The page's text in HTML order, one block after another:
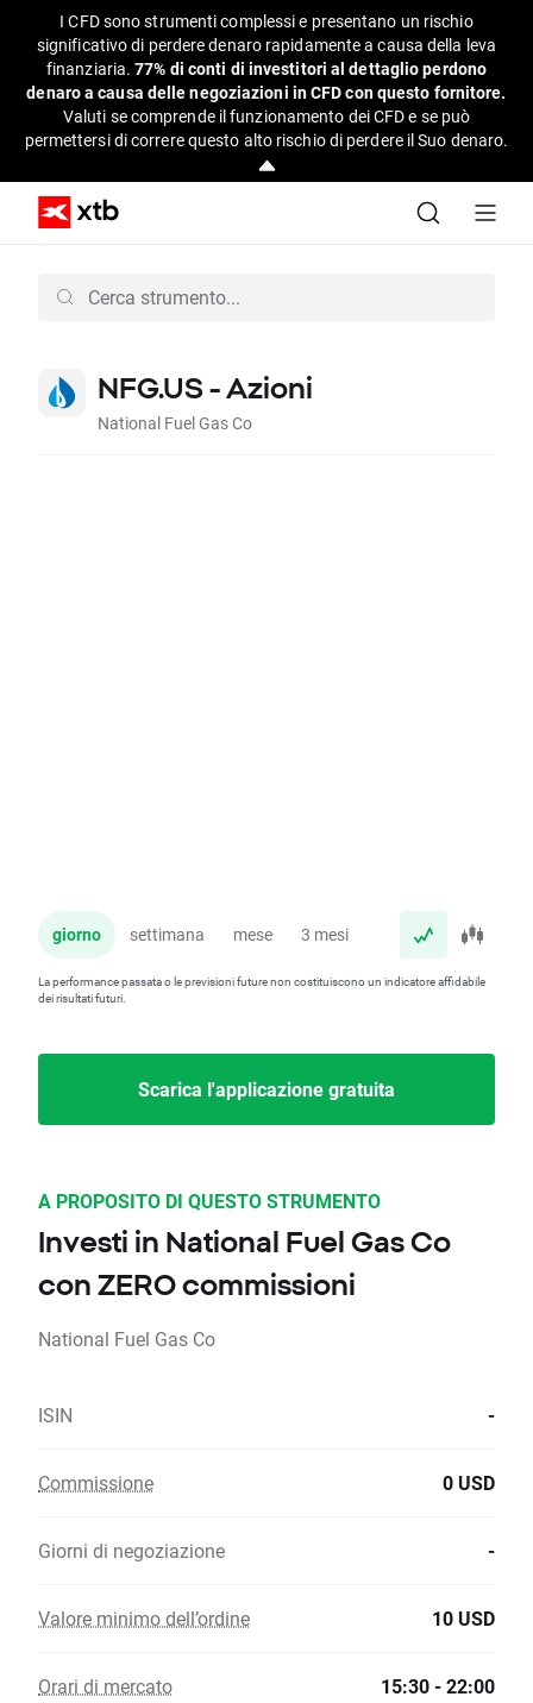
I CFD sono strumenti complessi e presentano un rischio
significativo di perdere denaro rapidamente a causa della leva
finanziaria.77% di conti di investitori al dettaglio perdono
denaro a causa delle negoziazioni in CFD con questo fornitore.
Valuti se comprende il funzionamento dei CFD e se può
permettersi di correre questo alto rischio di perdere il Suo denaro.
NFG.US - Azioni
National Fuel Gas Co
giorno settimana mese 3 mesi anno
La performance passata o le previsioni future non costituiscono un indicatore affidabile
dei risultati futuri.
Scarica l'applicazione gratuita
A PROPOSITO DI QUESTO STRUMENTO
Investi in National Fuel Gas Co
con ZERO commissioni
National Fuel Gas Co
ISIN -
Commissione 0 USD
Giorni di negoziazione -
Valore minimo dell’ordine 10 USD
Orari di mercato 15:30 - 22:00